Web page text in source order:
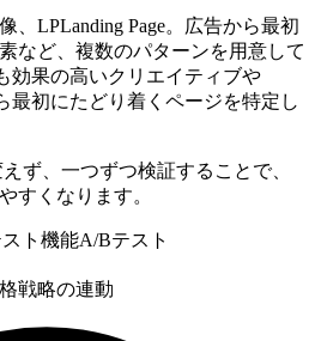
、 LPLanding Page。広告から最初
など、複数のパターンを用意して
効果の高いクリエイティブや
最初にたどり着くページを特定し
ず、一つずつ検証することで、
すくなります。
ト機能A/Bテスト
戦略の連動